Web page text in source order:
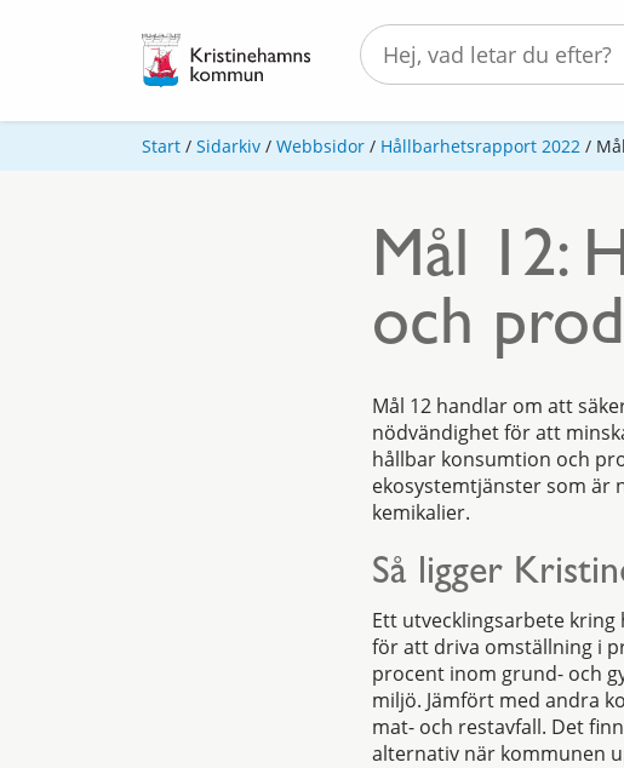
Start / Sidarkiv / Webbsidor / Hållbarhetsrapport 2022 /
Mål 12:
och
Mål 12 handlar om att
nödvändighet för att
hållbar konsumtion och
ekosystemtjänster som är
kemikalier.
Så ligger
Ett utvecklingsarbete
för att driva omställning i
procent inom grund- och
miljö. Jämfört med andra
mat- och restavfall. Det
alternativ när kommunen